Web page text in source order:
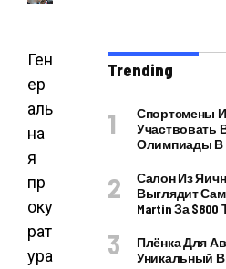
Ген
ер
аль
на
я
пр
оку
рат
ура
Trending
Спортсмены
Участвовать
Олимпиады В
Салон Из
Выглядит
Martin За $800
Плёнка Для
Уникальный